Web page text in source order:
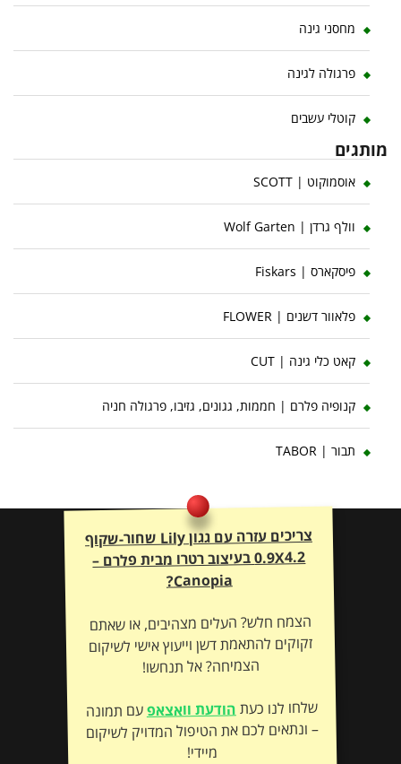
מחסני גינה
פרגולה לגינה
קוטלי עשבים
מותגים
אוסמוקוט | SCOTT
וולף גרדן | Wolf Garten
פיסקארס | Fiskars
פלאוור דשנים | FLOWER
קאט כלי גינה | CUT
קנופיה פלרם | חממות, גגונים, גזיבו, פרגולה חניה
תבור | TABOR
צריכים עזרה עם גגון Lily שחור-שקוף
0.9X4.2 בעיצוב רטרו מבית פלרם –
Canopia?
הצמח חלש? העלים מצהיבים, או שאתם
זקוקים להתאמת דשן וייעוץ אישי לשיקום
הצמיחה? אל תנחשו!
שלחו לנו כעתהודעת וואצאפעם תמונה
– ונתאים לכם את הטיפול המדויק לשיקום
מיידי!